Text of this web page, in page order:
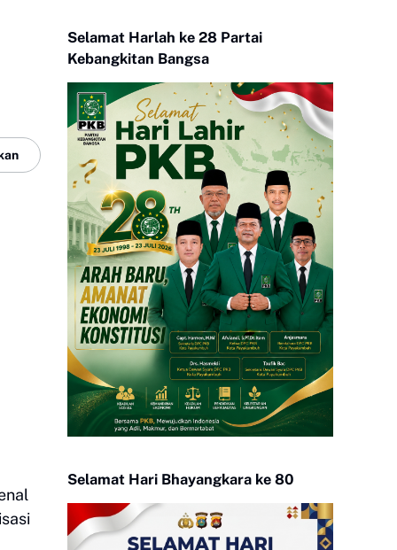
Selamat Harlah ke 28 Partai
Kebangkitan Bangsa
Selamat Hari Bhayangkara ke 80